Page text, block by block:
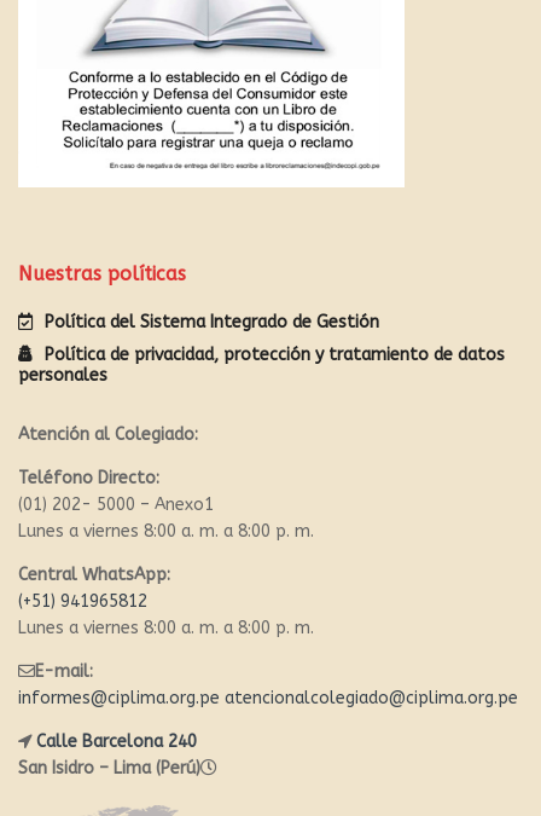
Nuestras políticas
Política del Sistema Integrado de Gestión
Política de privacidad, protección y tratamiento de datos
personales
Atención al Colegiado:
Teléfono Directo:
(01) 202- 5000 – Anexo1
Lunes a viernes 8:00 a. m. a 8:00 p. m.
Central WhatsApp:
(+51) 941965812
Lunes a viernes 8:00 a. m. a 8:00 p. m.
E-mail:
informes@ciplima.org.pe atencionalcolegiado@ciplima.org.pe
Calle Barcelona 240
San Isidro – Lima (Perú)